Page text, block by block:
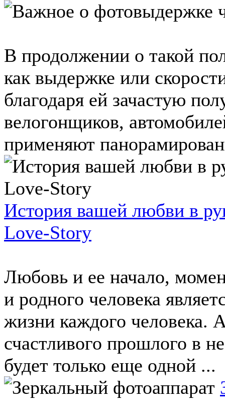
В продолжении о такой
как выдержке или
благодаря ей зачастую
велогонщиков,
применяют
История вашей любви в
Love-Story
Любовь и ее начало,
и родного человека
жизни каждого человека.
счастливого прошлого в
будет только еще одной ...